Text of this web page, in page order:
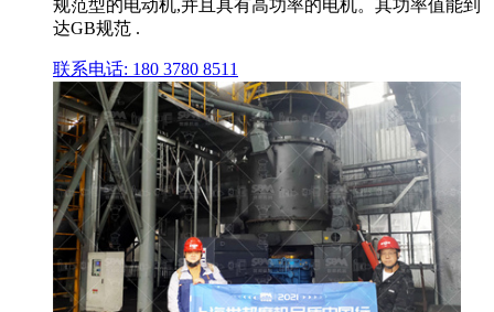
规范型的电动机,并且具有高功率的电机。其功率值能到
达GB规范 .
联系电话: 180 3780 8511